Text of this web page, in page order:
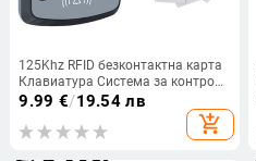
125Khz RFID безконтактна карта
Клавиатура Система за контрол
на достъпа Устройство Машина
Четец на RFID карти Система за
заключване на врата 1000
9.99 €/19.54 лв
add_shopping_cart